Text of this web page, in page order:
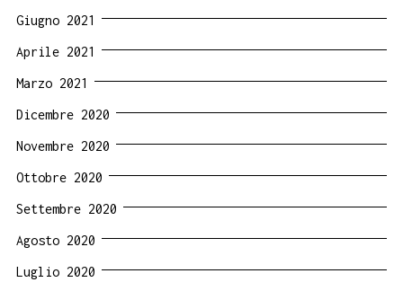
Giugno 2021
Aprile 2021
Marzo 2021
Dicembre 2020
Novembre 2020
Ottobre 2020
Settembre 2020
Agosto 2020
Luglio 2020